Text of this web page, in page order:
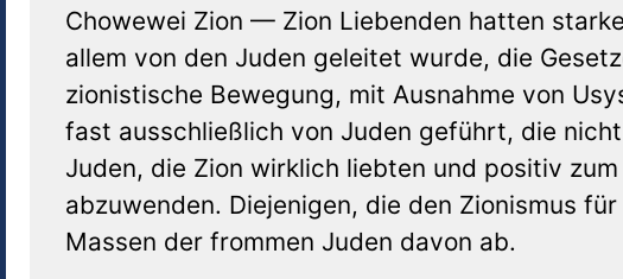
Chowewei Zion — Zion Liebenden hatten
allem von den Juden geleitet wurde, die
zionistische Bewegung, mit Ausnahme von
fast ausschließlich von Juden geführt, die
Juden, die Zion wirklich liebten und positiv
abzuwenden. Diejenigen, die den Zionismus
Massen der frommen Juden davon ab.